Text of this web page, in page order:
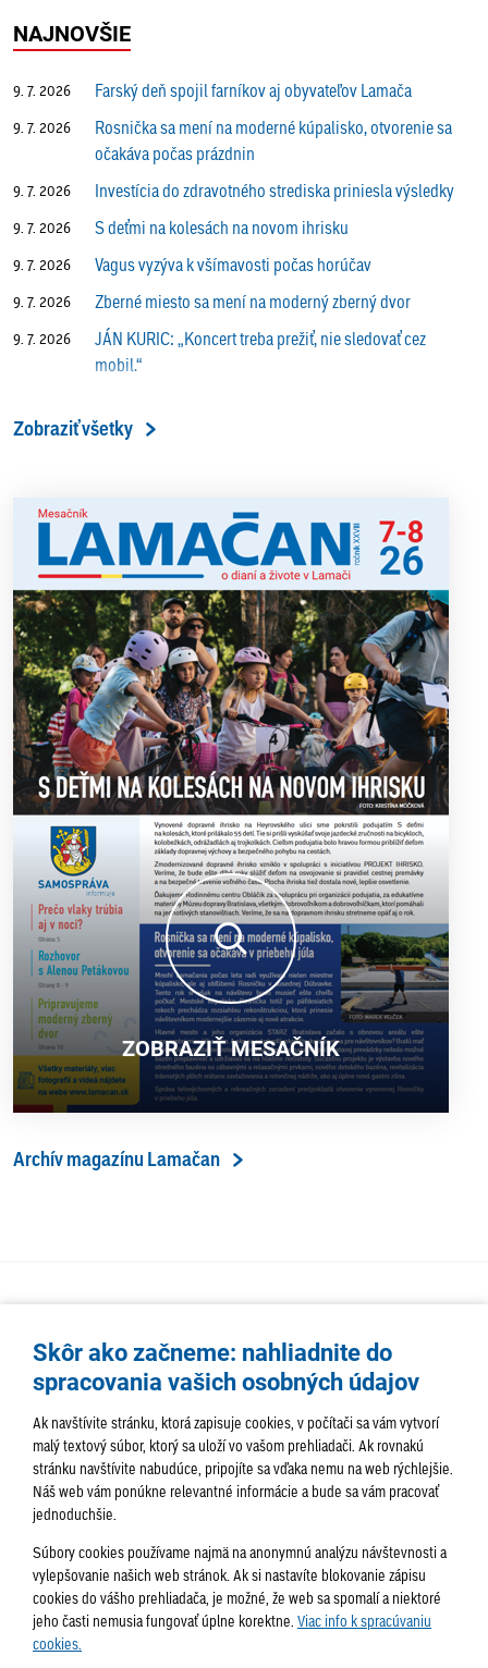
NAJNOVŠIE
9. 7. 2026 Farský deň spojil farníkov aj obyvateľov Lamača
9. 7. 2026
Rosnička sa mení na moderné kúpalisko, otvorenie sa
očakáva počas prázdnin
9. 7. 2026 Investícia do zdravotného strediska priniesla výsledky
9. 7. 2026 S deťmi na kolesách na novom ihrisku
9. 7. 2026 Vagus vyzýva k všímavosti počas horúčav
9. 7. 2026 Zberné miesto sa mení na moderný zberný dvor
9. 7. 2026
JÁN KURIC: „Koncert treba prežiť, nie sledovať cez
mobil.“
9. 7. 2026
ALENA PETÁKOVÁ: „Splnila som si všetko, čo som si
výborný šach aj príjemnú komunitnú atmosféru
Zobraziť všetky
ZOBRAZIŤ MESAČNÍK
Archív magazínu Lamačan
AKTUALITY TÉMA SAMOSPRÁVA
SERVIS
HISTÓRIA PODUJATIA
Skôr ako začneme: nahliadnite do
spracovania vašich osobných údajov
Ak navštívite stránku, ktorá zapisuje cookies, v počítači sa vám vytvorí
malý textový súbor, ktorý sa uloží vo vašom prehliadači. Ak rovnakú
stránku navštívite nabudúce, pripojíte sa vďaka nemu na web rýchlejšie.
Náš web vám ponúkne relevantné informácie a bude sa vám pracovať
jednoduchšie.
Súbory cookies používame najmä na anonymnú analýzu návštevnosti a
vylepšovanie našich web stránok. Ak si nastavíte blokovanie zápisu
cookies do vášho prehliadača, je možné, že web sa spomalí a niektoré
jeho časti nemusia fungovať úplne korektne. Viac info k spracúvaniu
cookies.